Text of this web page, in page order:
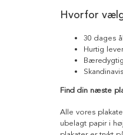
Hvorfor
30 dages
Hurtig
Find din næste
Alle vores
ubelagt papir i